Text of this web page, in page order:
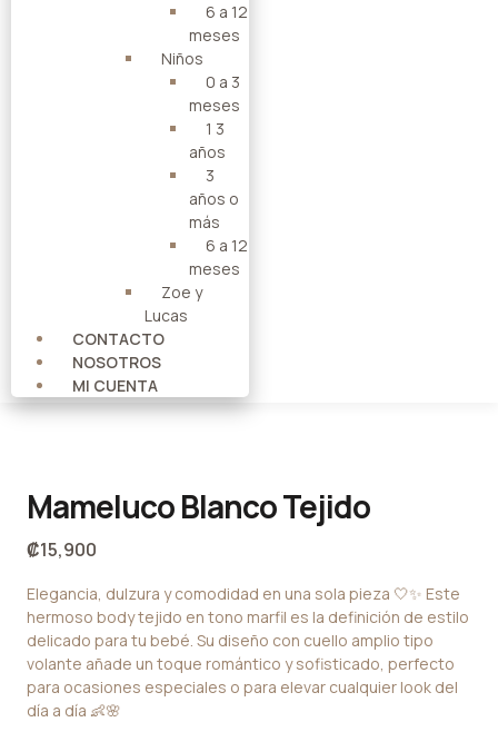
6 a 12
meses
Niños
0 a 3
meses
1 3
años
3
años o
más
6 a 12
meses
Zoe y
Lucas
CONTACTO
NOSOTROS
MI CUENTA
Mameluco Blanco Tejido
₡15,900
Elegancia, dulzura y comodidad en una sola pieza 🤍✨ Este
hermoso body tejido en tono marfil es la definición de estilo
delicado para tu bebé. Su diseño con cuello amplio tipo
volante añade un toque romántico y sofisticado, perfecto
para ocasiones especiales o para elevar cualquier look del
día a día 👶🌸